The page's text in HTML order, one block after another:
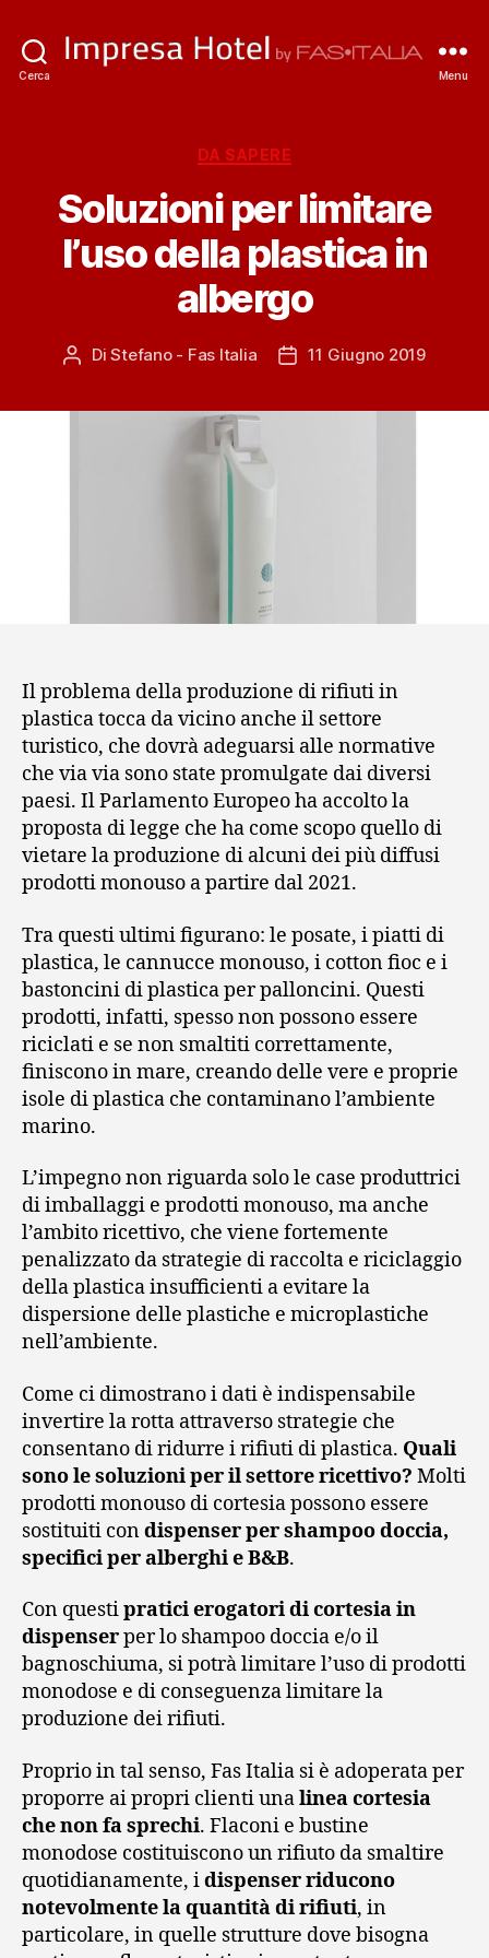
Cerca Menu
Categorie
DA SAPERE
Soluzioni per limitare
l’uso della plastica in
albergo
Autore
DiStefano - Fas Italia
Data11 Giugno 2019
Il problema della produzione di rifiuti in
plastica tocca da vicino anche il settore
turistico, che dovrà adeguarsi alle normative
che via via sono state promulgate dai diversi
paesi. Il Parlamento Europeo ha accolto la
proposta di legge che ha come scopo quello di
vietare la produzione di alcuni dei più diffusi
prodotti monouso a partire dal 2021.
Tra questi ultimi figurano: le posate, i piatti di
plastica, le cannucce monouso, i cotton fioc e i
bastoncini di plastica per palloncini. Questi
prodotti, infatti, spesso non possono essere
riciclati e se non smaltiti correttamente,
finiscono in mare, creando delle vere e proprie
isole di plastica che contaminano l’ambiente
marino.
L’impegno non riguarda solo le case produttrici
di imballaggi e prodotti monouso, ma anche
l’ambito ricettivo, che viene fortemente
penalizzato da strategie di raccolta e riciclaggio
della plastica insufficienti a evitare la
dispersione delle plastiche e microplastiche
nell’ambiente.
Come ci dimostrano i dati è indispensabile
invertire la rotta attraverso strategie che
consentano di ridurre i rifiuti di plastica. Quali
sono le soluzioni per il settore ricettivo? Molti
prodotti monouso di cortesia possono essere
sostituiti condispenser per shampoo doccia,
specifici per alberghi e B&B.
Con questipratici erogatori di cortesia in
dispenserper lo shampoo doccia e/o il
bagnoschiuma, si potrà limitare l’uso di prodotti
monodose e di conseguenza limitare la
produzione dei rifiuti.
Proprio in tal senso, Fas Italia si è adoperata per
proporre ai propri clienti unalinea cortesia
che non fa sprechi. Flaconi e bustine
monodose costituiscono un rifiuto da smaltire
quotidianamente, idispenser riducono
notevolmente la quantità di rifiuti, in
particolare, in quelle strutture dove bisogna